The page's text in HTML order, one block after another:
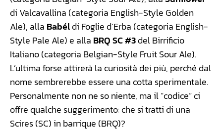
di Valcavallina (categoria English-Style Golden
Ale), alla Babéldi Foglie d’Erba (categoria English-
Style Pale Ale) e alla BRQ SC #3del Birrificio
Italiano (categoria Belgian-Style Fruit Sour Ale).
L’ultima forse attirerà la curiosità dei più, perché dal
nome sembrerebbe essere una cotta sperimentale.
Personalmente non ne so niente, ma il “codice” ci
offre qualche suggerimento: che si tratti di una
Scires (SC) in barrique (BRQ)?